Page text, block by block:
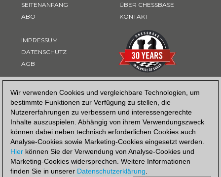
Wir verwenden Cookies und vergleichbare Technologien, um
bestimmte Funktionen zur Verfügung zu stellen, die
Nutzererfahrungen zu verbessern und interessengerechte
Inhalte auszuspielen. Abhängig von ihrem Verwendungszweck
können dabei neben technisch erforderlichen Cookies auch
Analyse-Cookies sowie Marketing-Cookies eingesetzt werden.
Hier können Sie der Verwendung von Analyse-Cookies und
Marketing-Cookies widersprechen. Weitere Informationen
finden Sie in unserer Datenschutzerklärung.
SEITENANFANG
ABO
IMPRESSUM
DATENSCHUTZ
AGB
ÜBER CHESSBASE
KONTAKT
ZAHLUNGSART